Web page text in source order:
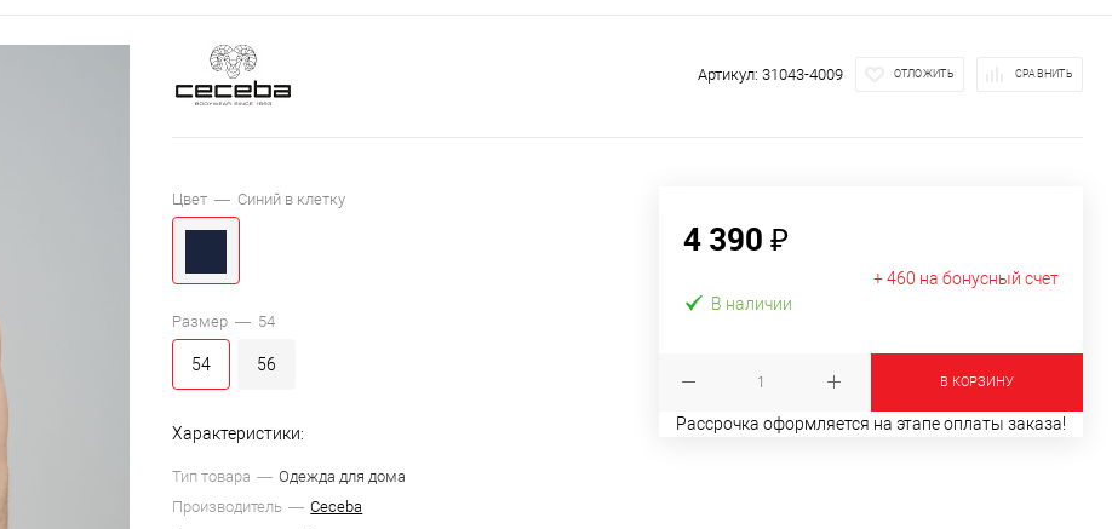
Артикул: 31043-4009 ОТЛОЖИТЬ СРАВНИТЬ
Цвет — Синий в клетку
Размер — 54
54 56
Характеристики:
Тип товара
Одежда для дома
Производитель
Ceceba
4 390 ₽
+ 460 на бонусный счет
В наличии
В КОРЗИНУ
Рассрочка оформляется на этапе оплаты заказа!